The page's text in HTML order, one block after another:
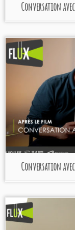
Conversation avec
Conversation